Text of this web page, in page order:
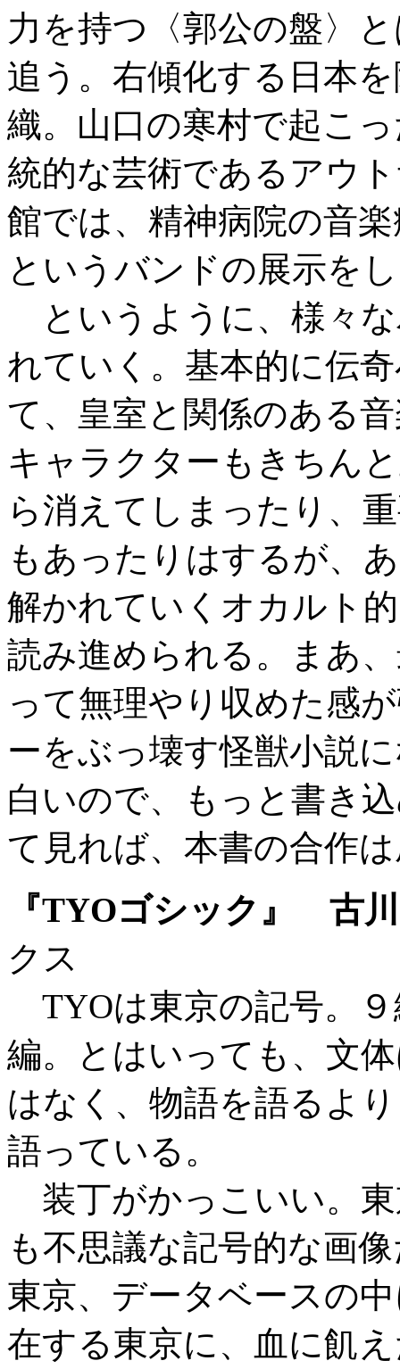
力を持つ〈郭公の盤〉
追う。右傾化する日本
織。山口の寒村で起こ
統的な芸術であるアウ
館では、精神病院の音
というバンドの展示を
というように、様々
れていく。基本的に伝
て、皇室と関係のある
キャラクターもきちん
ら消えてしまったり、
もあったりはするが、
解かれていくオカルト
読み進められる。まあ
って無理やり収めた感
ーをぶっ壊す怪獣小説
白いので、もっと書き
て見れば、本書の合作
『TYOゴシック』 古
クス
TYOは東京の記号。
編。とはいっても、文
はなく、物語を語るよ
語っている。
装丁がかっこいい。
も不思議な記号的な画
東京、データベースの
在する東京に、血に飢